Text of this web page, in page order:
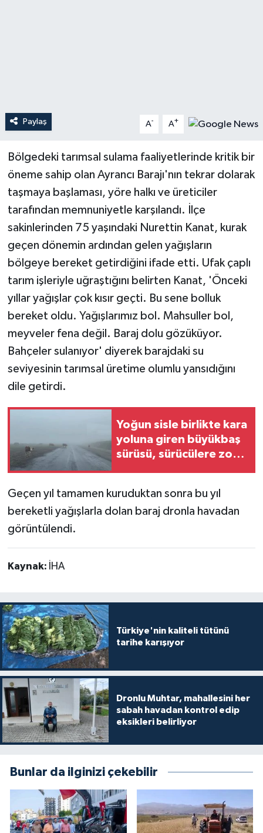
Paylaş A- A+
Bölgedeki tarımsal sulama faaliyetlerinde kritik bir
öneme sahip olan Ayrancı Barajı'nın tekrar dolarak
taşmaya başlaması, yöre halkı ve üreticiler
tarafından memnuniyetle karşılandı. İlçe
sakinlerinden 75 yaşındaki Nurettin Kanat, kurak
geçen dönemin ardından gelen yağışların
bölgeye bereket getirdiğini ifade etti. Ufak çaplı
tarım işleriyle uğraştığını belirten Kanat, 'Önceki
yıllar yağışlar çok kısır geçti. Bu sene bolluk
bereket oldu. Yağışlarımız bol. Mahsuller bol,
meyveler fena değil. Baraj dolu gözüküyor.
Bahçeler sulanıyor' diyerek barajdaki su
seviyesinin tarımsal üretime olumlu yansıdığını
dile getirdi.
Yoğun sisle birlikte kara
yoluna giren büyükbaş
sürüsü, sürücülere zor
Geçen yıl tamamen kuruduktan sonra bu yıl
bereketli yağışlarla dolan baraj dronla havadan
görüntülendi.
Kaynak: İHA
Türkiye'nin kaliteli tütünü
tarihe karışıyor
Dronlu Muhtar, mahallesini her
sabah havadan kontrol edip
eksikleri belirliyor
Bunlar da ilginizi çekebilir